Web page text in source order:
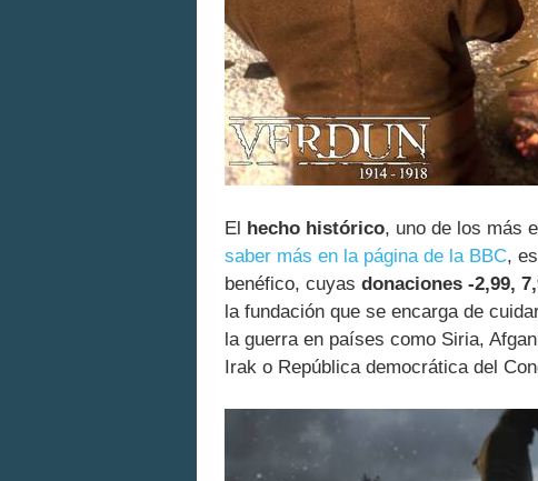
El hecho histórico, uno de los más
saber más en la página de la BBC,
benéfico, cuyas donaciones -2,99,
la fundación que se encarga de
la guerra en países como Siria,
Irak o República democrática del